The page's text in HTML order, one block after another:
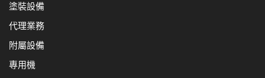
塗裝設備
代理業務
附屬設備
專用機